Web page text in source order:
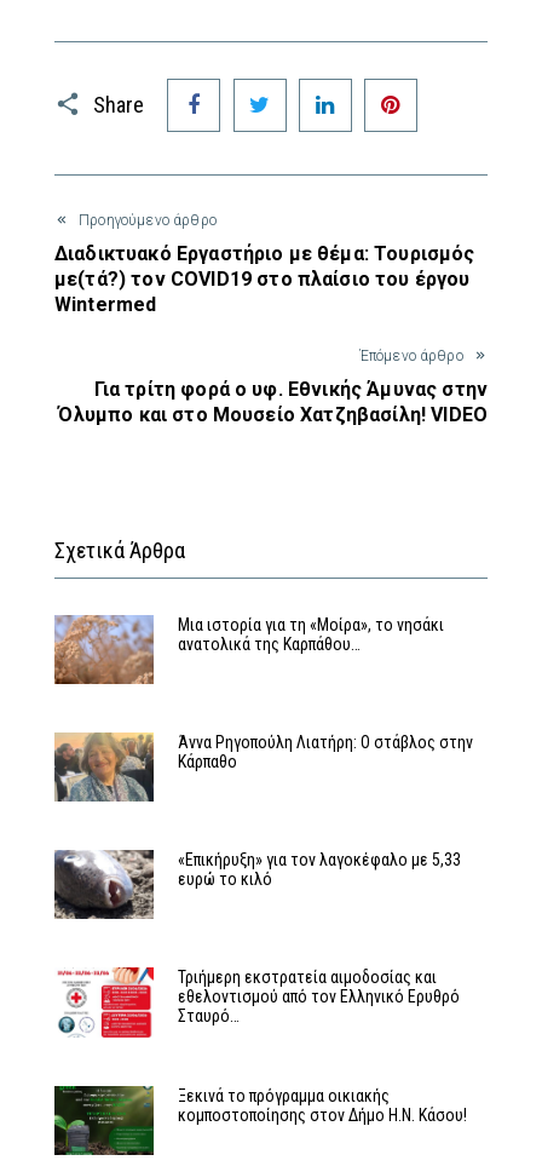
Share
Facebook Twitter LinkedIn
Προηγούμενο άρθρο
Διαδικτυακό Εργαστήριο με θέμα: Τουρισμός
με(τά?) τον COVID19 στο πλαίσιο του έργου
Wintermed
Έπόμενο άρθρο
Για τρίτη φορά ο υφ. Εθνικής Άμυνας στην
Όλυμπο και στο Μουσείο Χατζηβασίλη! VIDEO
Σχετικά Άρθρα
Μια ιστορία για τη «Μοίρα», το νησάκι
ανατολικά της Καρπάθου…
Άννα Ρηγοπούλη Λιατήρη: Ο στάβλος στην
Κάρπαθο
«Επικήρυξη» για τον λαγοκέφαλο με 5,33
ευρώ το κιλό
Τριήμερη εκστρατεία αιμοδοσίας και
εθελοντισμού από τον Ελληνικό Ερυθρό
Σταυρό…
Ξεκινά το πρόγραμμα οικιακής
κομποστοποίησης στον Δήμο Η.Ν. Κάσου!